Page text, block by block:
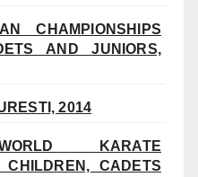
CHAMPIONSHIPS
AND JUNIORS,
2014
KARATE
CHILDREN, CADETS